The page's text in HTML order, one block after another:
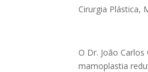
Cirurgia Plástica,
O Dr. João
mamoplastia